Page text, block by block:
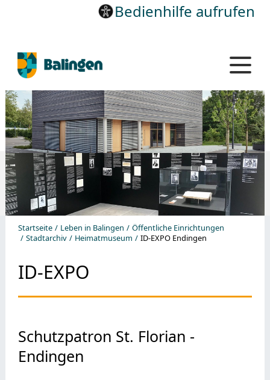
Bedienhilfe aufrufen
Startseite Leben in Balingen
Öffentliche Einrichtungen
Stadtarchiv
Heimatmuseum ID-EXPO Endingen
ID-EXPO
Schutzpatron St. Florian -
Endingen